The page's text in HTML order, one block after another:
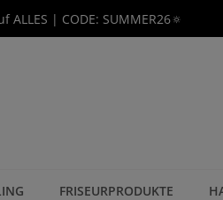
ALLES | CODE: SUMMER26🔅
FRISEURPRODUKTE